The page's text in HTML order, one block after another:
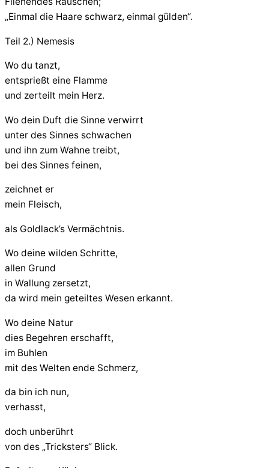
„Einmal die Haare schwarz, einmal gülden“.
Teil 2.) Nemesis
Wo du tanzt,
entsprießt eine Flamme
und zerteilt mein Herz.
Wo dein Duft die Sinne verwirrt
unter des Sinnes schwachen
und ihn zum Wahne treibt,
bei des Sinnes feinen,
zeichnet er
mein Fleisch,
als Goldlack’s Vermächtnis.
Wo deine wilden Schritte,
allen Grund
in Wallung zersetzt,
da wird mein geteiltes Wesen erkannt.
Wo deine Natur
dies Begehren erschafft,
im Buhlen
mit des Welten ende Schmerz,
da bin ich nun,
verhasst,
doch unberührt
von des „Tricksters“ Blick.